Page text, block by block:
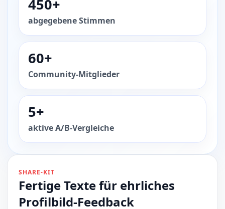
450+
abgegebene Stimmen
60+
Community-Mitglieder
5+
aktive A/B-Vergleiche
SHARE-KIT
Fertige Texte für ehrliches
Profilbild-Feedback